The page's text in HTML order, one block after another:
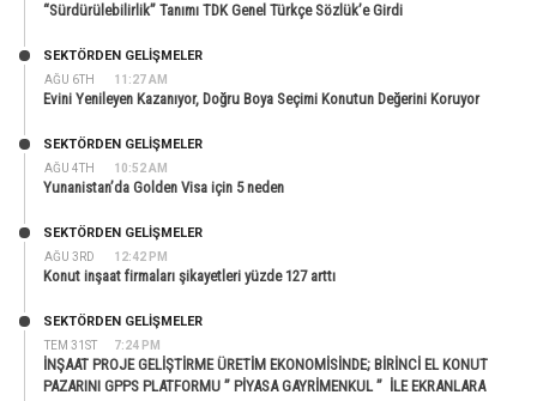
“Sürdürülebilirlik” Tanımı TDK Genel Türkçe Sözlük’e Girdi
AĞU 6TH 11:27 AM
SEKTÖRDEN GELIŞMELER
Evini Yenileyen Kazanıyor, Doğru Boya Seçimi Konutun Değerini Koruyor
AĞU 4TH 10:52 AM
SEKTÖRDEN GELIŞMELER
Yunanistan’da Golden Visa için 5 neden
AĞU 3RD 12:42 PM
SEKTÖRDEN GELIŞMELER
Konut inşaat firmaları şikayetleri yüzde 127 arttı
TEM 31ST 7:24 PM
SEKTÖRDEN GELIŞMELER
İNŞAAT PROJE GELİŞTİRME ÜRETİM EKONOMİSİNDE; BİRİNCİ EL KONUT
PAZARINI GPPS PLATFORMU ” PİYASA GAYRİMENKUL ” İLE EKRANLARA